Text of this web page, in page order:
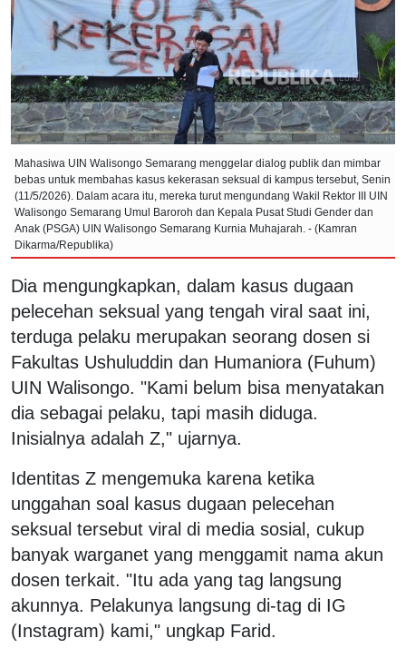
Mahasiwa UIN Walisongo Semarang menggelar dialog publik dan mimbar
bebas untuk membahas kasus kekerasan seksual di kampus tersebut, Senin
(11/5/2026). Dalam acara itu, mereka turut mengundang Wakil Rektor III UIN
Walisongo Semarang Umul Baroroh dan Kepala Pusat Studi Gender dan
Anak (PSGA) UIN Walisongo Semarang Kurnia Muhajarah. - (Kamran
Dikarma/Republika)
Dia mengungkapkan, dalam kasus dugaan
pelecehan seksual yang tengah viral saat ini,
terduga pelaku merupakan seorang dosen si
Fakultas Ushuluddin dan Humaniora (Fuhum)
UIN Walisongo. "Kami belum bisa menyatakan
dia sebagai pelaku, tapi masih diduga.
Inisialnya adalah Z," ujarnya.
Identitas Z mengemuka karena ketika
unggahan soal kasus dugaan pelecehan
seksual tersebut viral di media sosial, cukup
banyak warganet yang menggamit nama akun
dosen terkait. "Itu ada yang tag langsung
akunnya. Pelakunya langsung di-tag di IG
(Instagram) kami," ungkap Farid.